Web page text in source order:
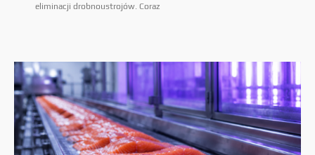
eliminacji drobnoustrojów. Coraz